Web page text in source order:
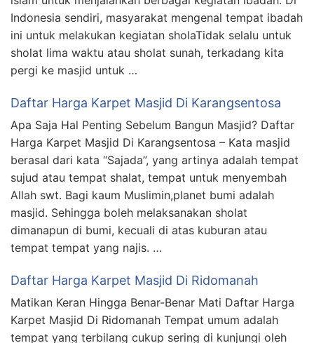
Indonesia sendiri, masyarakat mengenal tempat ibadah
ini untuk melakukan kegiatan sholaTidak selalu untuk
sholat lima waktu atau sholat sunah, terkadang kita
pergi ke masjid untuk …
Daftar Harga Karpet Masjid Di Karangsentosa
Apa Saja Hal Penting Sebelum Bangun Masjid? Daftar
Harga Karpet Masjid Di Karangsentosa – Kata masjid
berasal dari kata “Sajada”, yang artinya adalah tempat
sujud atau tempat shalat, tempat untuk menyembah
Allah swt. Bagi kaum Muslimin,planet bumi adalah
masjid. Sehingga boleh melaksanakan sholat
dimanapun di bumi, kecuali di atas kuburan atau
tempat tempat yang najis. …
Daftar Harga Karpet Masjid Di Ridomanah
Matikan Keran Hingga Benar-Benar Mati Daftar Harga
Karpet Masjid Di Ridomanah Tempat umum adalah
tempat yang terbilang cukup sering di kunjungi oleh